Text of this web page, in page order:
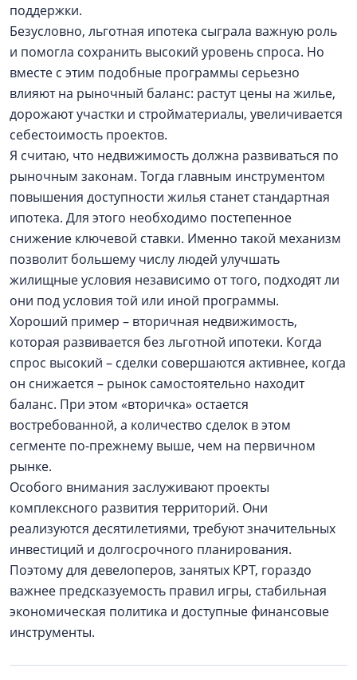
поддержки.
Безусловно, льготная ипотека сыграла важную роль
и помогла сохранить высокий уровень спроса. Но
вместе с этим подобные программы серьезно
влияют на рыночный баланс: растут цены на жилье,
дорожают участки и стройматериалы, увеличивается
себестоимость проектов.
Я считаю, что недвижимость должна развиваться по
рыночным законам. Тогда главным инструментом
повышения доступности жилья станет стандартная
ипотека. Для этого необходимо постепенное
снижение ключевой ставки. Именно такой механизм
позволит большему числу людей улучшать
жилищные условия независимо от того, подходят ли
они под условия той или иной программы.
Хороший пример – вторичная недвижимость,
которая развивается без льготной ипотеки. Когда
спрос высокий – сделки совершаются активнее, когда
он снижается – рынок самостоятельно находит
баланс. При этом «вторичка» остается
востребованной, а количество сделок в этом
сегменте по-прежнему выше, чем на первичном
рынке.
Особого внимания заслуживают проекты
комплексного развития территорий. Они
реализуются десятилетиями, требуют значительных
инвестиций и долгосрочного планирования.
Поэтому для девелоперов, занятых КРТ, гораздо
важнее предсказуемость правил игры, стабильная
экономическая политика и доступные финансовые
инструменты.